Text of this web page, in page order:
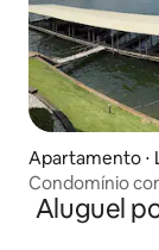
Apartamento ⋅
Condomínio
Aluguel